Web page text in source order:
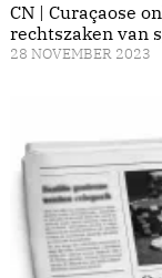
CN | Curaçaose
rechtszaken van
28 NOVEMBER 2023